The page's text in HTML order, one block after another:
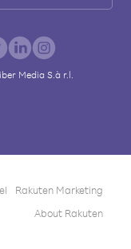
Media S.à r.l.
Rakuten Marketing
About Rakuten